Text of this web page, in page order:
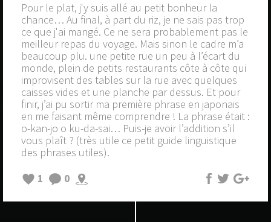
Pour le plat, j'y suis allé au petit bonheur la
chance… Au final, à part du riz, je ne sais pas trop
ce que j'ai mangé. Ce ne sera probablement pas le
meilleur repas du voyage. Mais sinon le cadre m’a
beaucoup plu. une petite rue un peu à l’écart du
monde, plein de petits restaurants côte à côte qui
improvisent des tables sur la rue avec quelques
caisses vides et une planche par dessus. Et pour
finir, j’ai pu sortir ma première phrase en japonais
en me faisant même comprendre ! La phrase était :
o-kan-jo o ku-da-sai… Puis-je avoir l’addition s’il
vous plaît ? (très utile ce petit guide linguistique
des phrases utiles).
1
0